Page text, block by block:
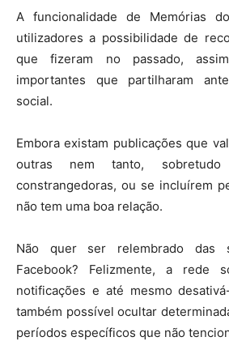
A funcionalidade de Memórias
utilizadores a possibilidade de
que fizeram no passado,
importantes que partilharam
social.
Embora existam publicações que
outras nem tanto,
constrangedoras, ou se incluírem
não tem uma boa relação.
Não quer ser relembrado das
Facebook? Felizmente, a rede
notificações e até mesmo
também possível ocultar
períodos específicos que não